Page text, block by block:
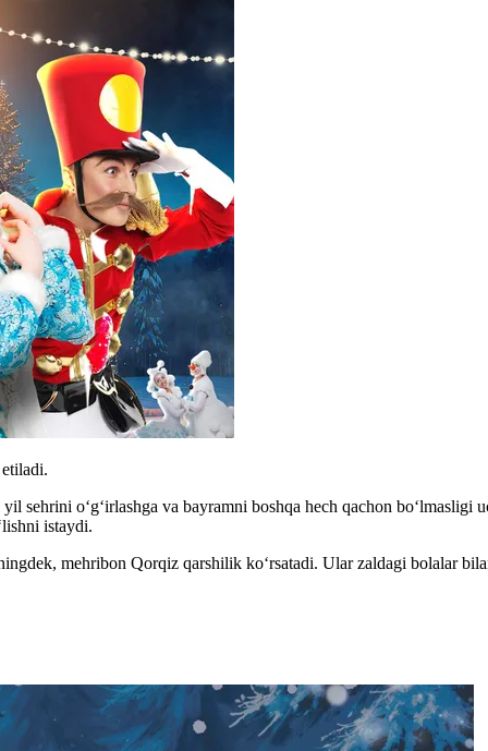
sehrini o‘g‘irlashga va bayramni boshqa hech qachon bo‘lmasligi
istaydi.
mehribon Qorqiz qarshilik ko‘rsatadi. Ular zaldagi bolalar